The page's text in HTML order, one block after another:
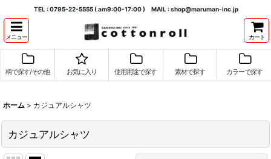
TEL : 0795-22-5555 ( am9:00-17:00 ) MAIL : shop@maruman-inc.jp
メニュー カート
柄で探す/その他 お気に入り 使用用途で探す 素材で探す カラーで探す
ホーム > カジュアルシャツ
カジュアルシャツ